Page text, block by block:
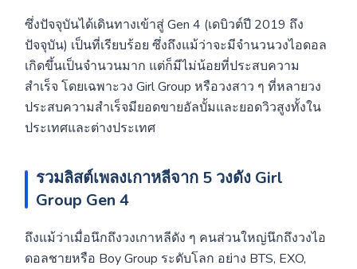
ซึ่งปัจจุบันได้เดินทางเข้าสู่ Gen 4 (เดบิวต์ปี 2019 ถึง
ปัจจุบัน) เป็นที่เรียบร้อย ซึ่งถึงแม้ว่าจะมีจำนวนวงไอดอล
เกิดขึ้นเป็นจำนวนมาก แต่ก็มีไม่น้อยที่ประสบความ
สำเร็จ โดยเฉพาะวง Girl Group หรือวงสาว ๆ ที่หลายวง
ประสบความสำเร็จมียอดขายอัลบั้มและยอดวิวสูงทั้งใน
ประเทศและต่างประเทศ
รวมลิสต์เพลงเกาหลีจาก 5 วงดัง Girl
Group Gen 4
ถึงแม้ว่าเมื่อนึกถึงวงเกาหลีดัง ๆ คนส่วนใหญ่นึกถึงวงไอ
ดอลชายหรือ Boy Group ระดับโลก อย่าง BTS, EXO,